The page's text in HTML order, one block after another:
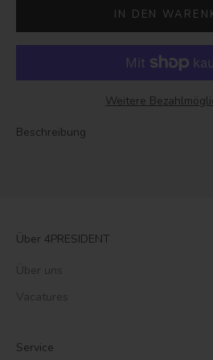
IN DEN
Weitere
Beschreibung
Über 4PRESIDENT
Über uns
Vacatures
Service